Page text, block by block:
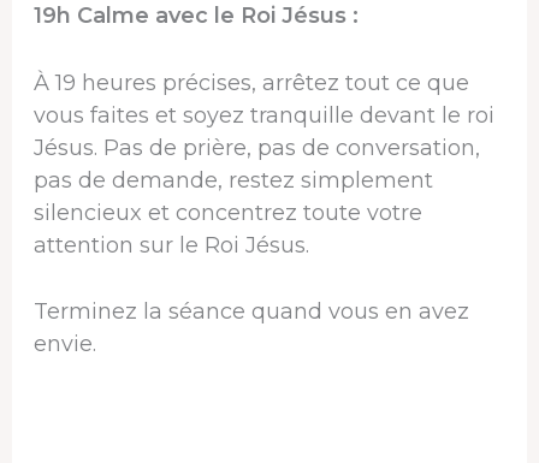
19h Calme avec le Roi Jésus :
À 19 heures précises, arrêtez tout ce que
vous faites et soyez tranquille devant le roi
Jésus. Pas de prière, pas de conversation,
pas de demande, restez simplement
silencieux et concentrez toute votre
attention sur le Roi Jésus.
Terminez la séance quand vous en avez
envie.